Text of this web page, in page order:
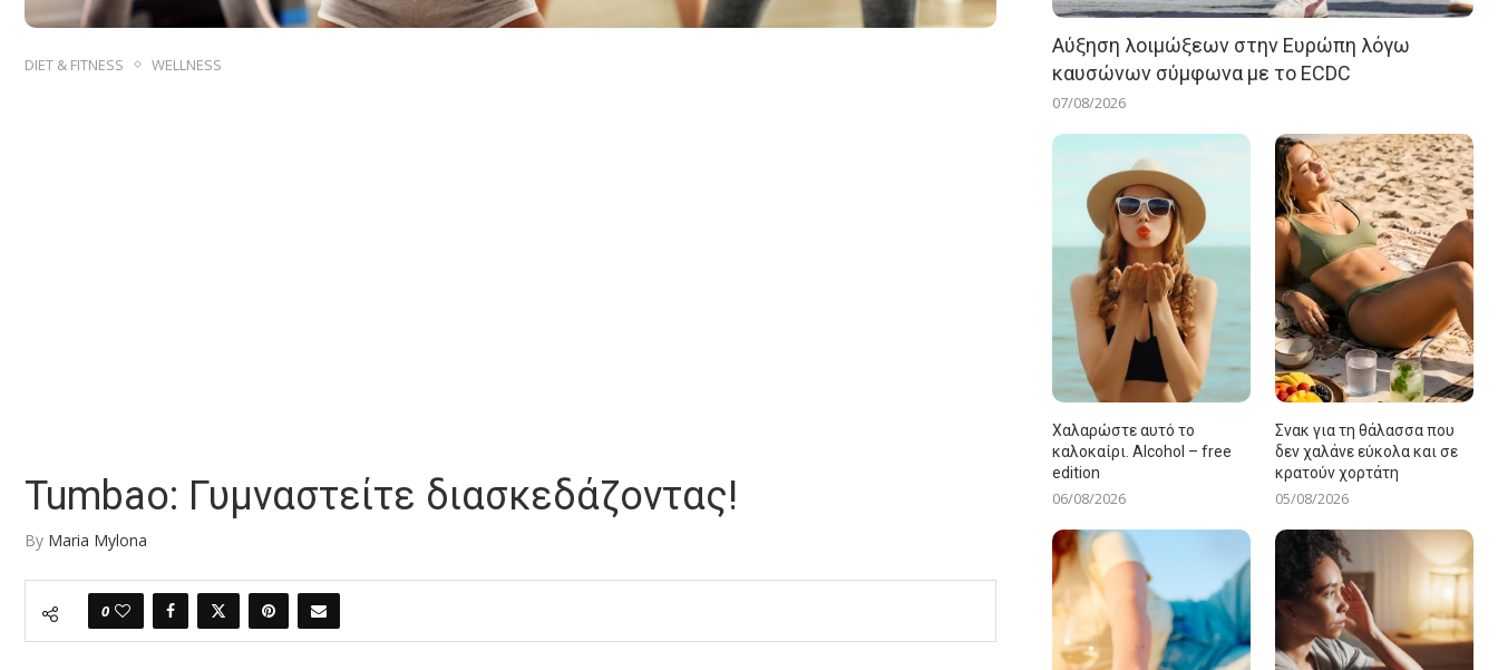
DIET & FITNESS WELLNESS
Tumbao: Γυμναστείτε διασκεδάζοντας!
By Maria Mylona
0
Αύξηση λοιμώξεων στην Ευρώπη λόγω
καυσώνων σύμφωνα με το ECDC
07/08/2026
Χαλαρώστε αυτό το
καλοκαίρι. Alcohol – free
edition
06/08/2026
Σνακ για τη θάλασσα που
δεν χαλάνε εύκολα και σε
κρατούν χορτάτη
05/08/2026